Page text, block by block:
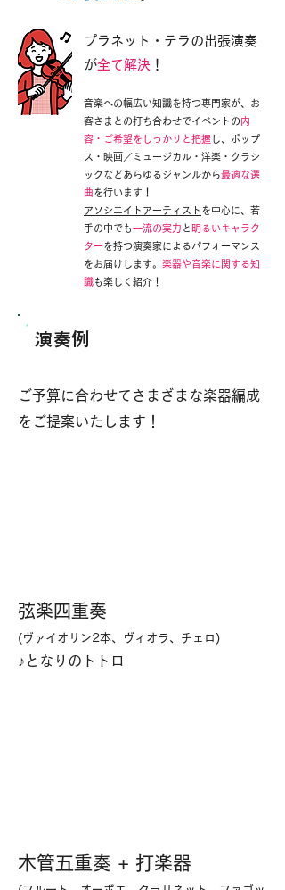
​プラネット・テラの出張演奏
が全て解決 ！
音楽への幅広い知識を持つ専門家が、お
客さまとの打ち合わせでイベントの内
容・ご希望をしっかりと把握 し、ポップ
ス・映画／ミュージカル・洋楽・クラシ
ックなどあらゆるジャンルから最適な選
曲を行います！
アソシエイトアーティスト を中心に、若
手の中でも一流の実力 と 明るいキャラク
ターを持つ演奏家によるパフォーマンス
をお届けします。 楽器や音楽に関する知
識も楽しく紹介！
演奏例
ご予算に合わせてさまざまな楽器編成
をご提案いたします！
弦楽四重奏
(ヴァイオリン2本、ヴィオラ、チェロ)
​♪となりのトトロ
木管五重奏 + 打楽器